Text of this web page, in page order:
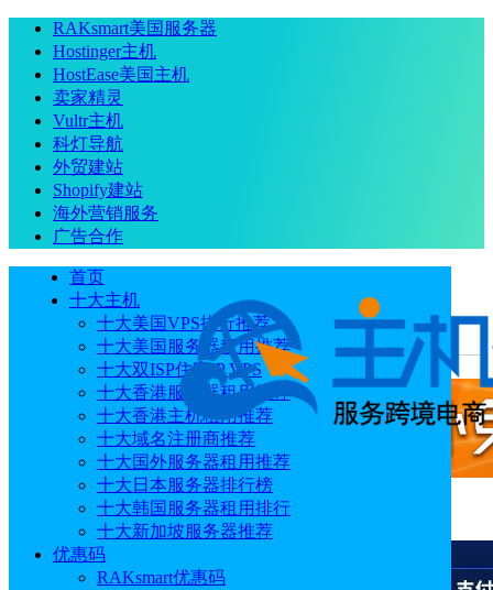
RAKsmart美国服务器
Hostinger主机
HostEase美国主机
卖家精灵
Vultr主机
科灯导航
外贸建站
Shopify建站
海外营销服务
广告合作
首页
十大主机
十大美国VPS排行推荐
十大美国服务器租用推荐
十大双ISP住宅IP VPS
十大香港服务器租用推荐
十大香港主机租用推荐
十大域名注册商推荐
十大国外服务器租用推荐
十大日本服务器排行榜
十大韩国服务器租用排行
十大新加坡服务器推荐
优惠码
RAKsmart优惠码
当前位置：首页 主机 Hostinger网站空间买哪个套餐好